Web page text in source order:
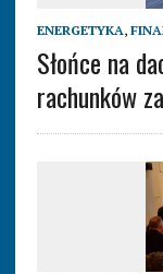
ENERGETYKA,
Słońce na
rachunków